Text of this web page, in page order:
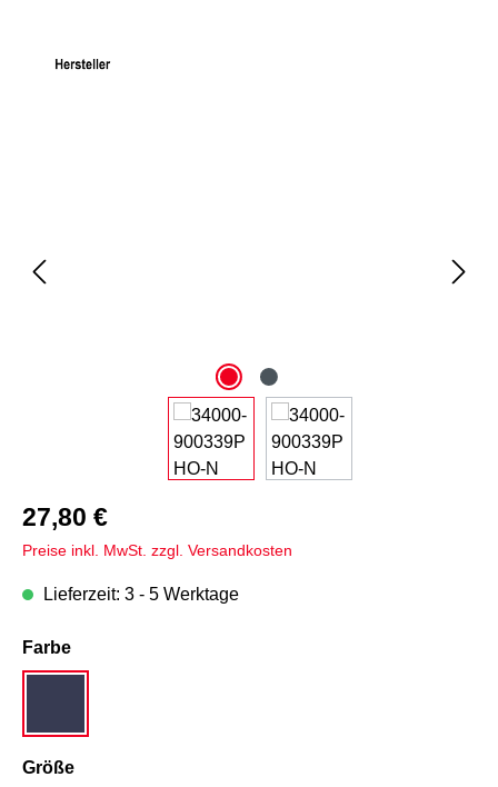
27,80 €
Preise inkl. MwSt. zzgl. Versandkosten
Lieferzeit: 3 - 5 Werktage
Farbeauswählen
Größeauswählen